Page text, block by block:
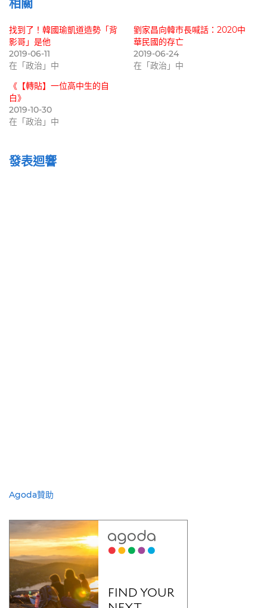
相關
找到了！韓國瑜凱道造勢「背
影哥」是他
2019-06-11
在「政治」中
劉家昌向韓市長喊話：2020中
華民國的存亡
2019-06-24
在「政治」中
《【轉貼】一位高中生的自
白》
2019-10-30
在「政治」中
發表迴響
Agoda贊助